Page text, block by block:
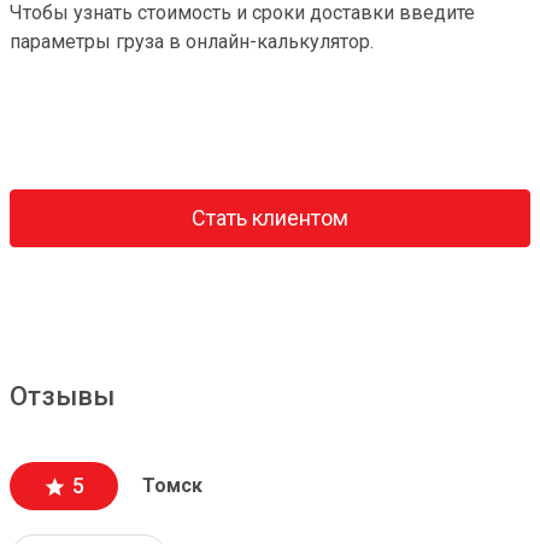
Чтобы узнать стоимость и сроки доставки введите
параметры груза в онлайн-калькулятор.
Стать клиентом
Отзывы
5 Томск